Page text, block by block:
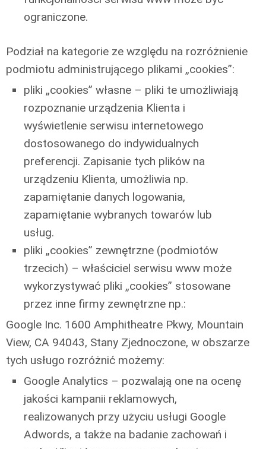
ograniczone.
Podział na kategorie ze względu na rozróżnienie
podmiotu administrującego plikami „cookies”:
pliki „cookies” własne – pliki te umożliwiają
rozpoznanie urządzenia Klienta i
wyświetlenie serwisu internetowego
dostosowanego do indywidualnych
preferencji. Zapisanie tych plików na
urządzeniu Klienta, umożliwia np.
zapamiętanie danych logowania,
zapamiętanie wybranych towarów lub
usług.
pliki „cookies” zewnętrzne (podmiotów
trzecich) – właściciel serwisu www może
wykorzystywać pliki „cookies” stosowane
przez inne firmy zewnętrzne np.:
Google Inc. 1600 Amphitheatre Pkwy, Mountain
View, CA 94043, Stany Zjednoczone, w obszarze
tych usługo rozróżnić możemy:
Google Analytics – pozwalają one na ocenę
jakości kampanii reklamowych,
realizowanych przy użyciu usługi Google
Adwords, a także na badanie zachowań i